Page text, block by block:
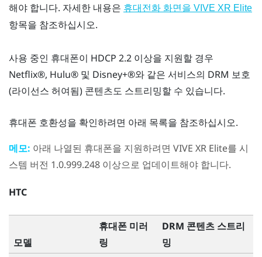
해야 합니다. 자세한 내용은 휴대전화 화면을 VIVE XR Elite
항목을 참조하십시오.
사용 중인 휴대폰이 HDCP 2.2 이상을 지원할 경우
Netflix®, Hulu® 및 Disney+®와 같은 서비스의 DRM 보호
(라이선스 허여됨) 콘텐츠도 스트리밍할 수 있습니다.
휴대폰 호환성을 확인하려면 아래 목록을 참조하십시오.
메모: 아래 나열된 휴대폰을 지원하려면 VIVE XR Elite를 시
스템 버전 1.0.999.248 이상으로 업데이트해야 합니다.
HTC
모델
휴대폰 미러
링
DRM 콘텐츠 스트리
밍